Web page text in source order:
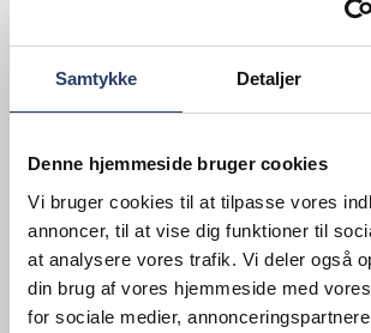
Samtykke Detaljer
Denne hjemmeside bruger cookies
Vi bruger cookies til at tilpasse vores
annoncer, til at vise dig funktioner til
at analysere vores trafik. Vi deler også
din brug af vores hjemmeside med
for sociale medier,
ØxH: 280x69 mm
Varenr.20077801
+10 på lager
629,00 DKK /productUnit
LÆG I KURV